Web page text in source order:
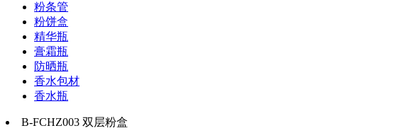
粉条管
粉饼盒
精华瓶
膏霜瓶
防晒瓶
香水包材
香水瓶
B-FCHZ003 双层粉盒